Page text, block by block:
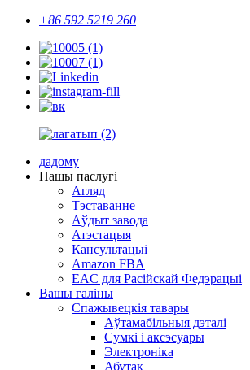
+86 592 5219 260
дадому
Нашы паслугі
Агляд
Тэставанне
Аўдыт завода
Атэстацыя
Кансультацыі
Amazon FBA
EAC для Расійскай Федэрацыі
Вашы галіны
Спажывецкія тавары
Аўтамабільныя дэталі
Сумкі і аксэсуары
Электроніка
Абутак